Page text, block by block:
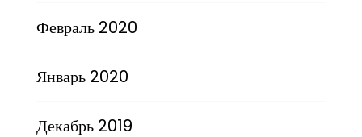
Февраль 2020
Январь 2020
Декабрь 2019